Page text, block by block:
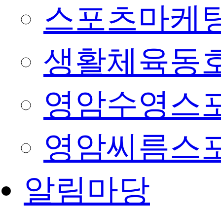
스포츠마케
생활체육동
영암수영스
영암씨름스
알림마당